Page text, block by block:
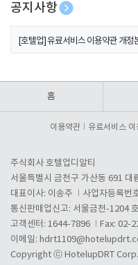
공지사항
[호텔업] 개인정보 처리방침 개정본1
[호텔업] 유료서비스 이용약관 개정
홈
이용약관 유료서비스 이
주식회사 호텔업디알티
서울특별시 금천구 가산동 691 대
대표이사: 이송주
사업자등록번
통신판매업신고: 서울금천-1204 호
고객센터: 1644-7896
Fax: 02-
이메일:
Copyright ⓒ HotelupDRT